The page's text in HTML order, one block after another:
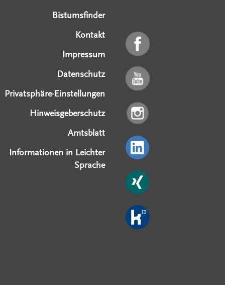
Bistumsfinder
Kontakt
Impressum
Datenschutz
Privatsphäre-Einstellungen
Hinweisgeberschutz
Amtsblatt
Informationen in Leichter
Sprache